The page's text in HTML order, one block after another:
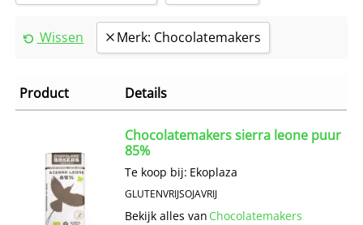
Wissen Merk: Chocolatemakers
Product Details
Chocolatemakers sierra leone puur
85%
Te koop bij: Ekoplaza
GLUTENVRIJSOJAVRIJ
Bekijk alles van Chocolatemakers